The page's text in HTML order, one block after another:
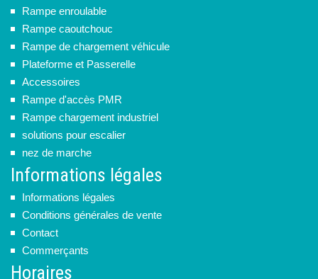
Rampe enroulable
Rampe caoutchouc
Rampe de chargement véhicule
Plateforme et Passerelle
Accessoires
Rampe d'accès PMR
Rampe chargement industriel
solutions pour escalier
nez de marche
Informations légales
Informations légales
Conditions générales de vente
Contact
Commerçants
Horaires